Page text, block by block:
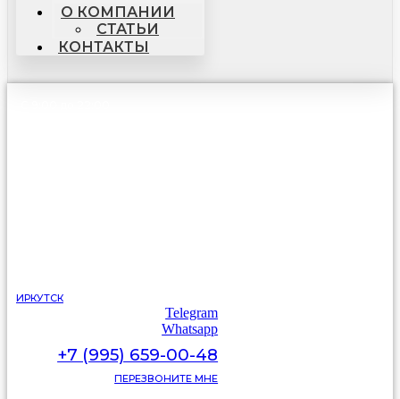
О КОМПАНИИ
СТАТЬИ
КОНТАКТЫ
ИРКУТСК
Telegram
Whatsapp
+7 (995) 659-00-48
ПЕРЕЗВОНИТЕ МНЕ